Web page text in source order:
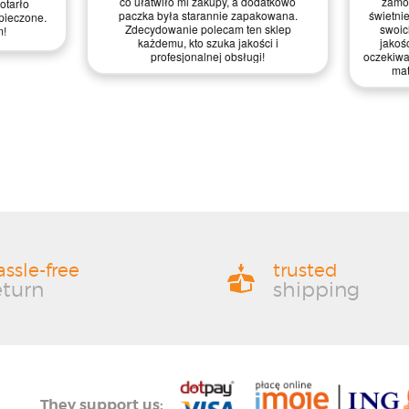
intuicyjna i przyjemna w
ułatwiło mi
wrócę po więcej!
ogólnie jestem zadowolony z jakości
materiałów i obsługi – zasługują na
mocne cztery gwiazdki!
free trusted
shipping
They support us: